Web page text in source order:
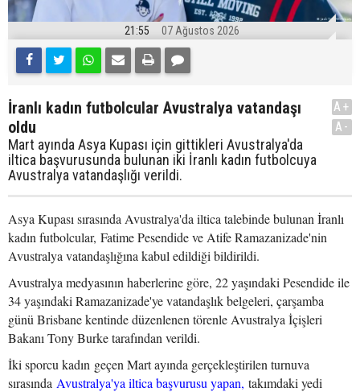
21:55 07 Ağustos 2026
İranlı kadın futbolcular Avustralya vatandaşı
oldu
Mart ayında Asya Kupası için gittikleri Avustralya'da
iltica başvurusunda bulunan iki İranlı kadın futbolcuya
Avustralya vatandaşlığı verildi.
A+
A-
Asya Kupası sırasında Avustralya'da iltica talebinde bulunan İranlı
kadın futbolcular, Fatime Pesendide ve Atife Ramazanizade'nin
Avustralya vatandaşlığına kabul edildiği bildirildi.
Avustralya medyasının haberlerine göre, 22 yaşındaki Pesendide ile
34 yaşındaki Ramazanizade'ye vatandaşlık belgeleri, çarşamba
günü Brisbane kentinde düzenlenen törenle Avustralya İçişleri
Bakanı Tony Burke tarafından verildi.
İki sporcu kadın geçen Mart ayında gerçekleştirilen turnuva
sırasında Avustralya'ya iltica başvurusu yapan, takımdaki yedi